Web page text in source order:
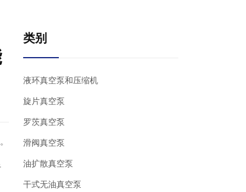
类别
液环真空泵和压缩机
旋片真空泵
罗茨真空泵
滑阀真空泵
油扩散真空泵
干式无油真空泵